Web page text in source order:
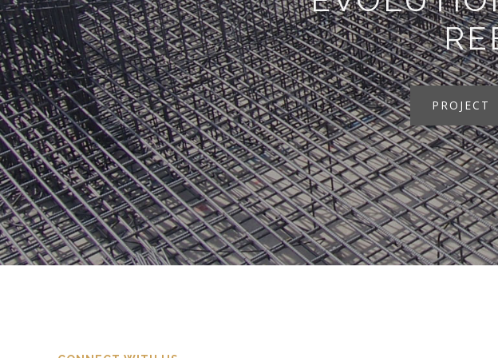
PROJECT